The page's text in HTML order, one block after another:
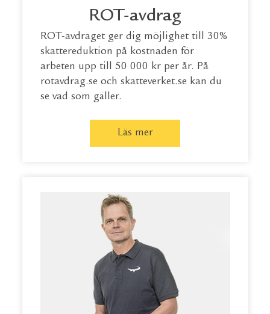
ROT-avdrag
ROT-avdraget ger dig möjlighet till 30%
skattereduktion på kostnaden för
arbeten upp till 50 000 kr per år. På
rotavdrag.se och skatteverket.se kan du
se vad som gäller.
Läs mer